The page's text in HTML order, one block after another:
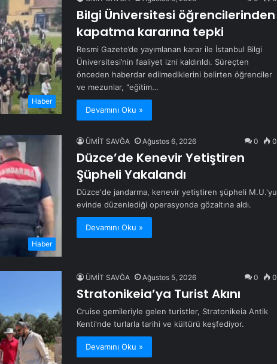
Haber
Bilgi Üniversitesi öğrencilerinden
kapatma kararına tepki
Resmi Gazete’de yayımlanan karar ile İstanbul Bilgi
Üniversitesi’nin faaliyet izni kaldırıldı. Süreçten
önceden haberdar edilmediklerini belirten öğrenciler
ve mezunlar, "eğitim…
Devamını Oku »
Haber
ÜMİT SAVĞA Ağustos 6, 2026 0 0
Düzce’de Kenevir Yetiştiren
Şüpheli Yakalandı
Düzce'de jandarma, kenevir yetiştiren şüpheli M.U.'yu
evinde düzenlediği operasyonda gözaltına aldı.
Devamını Oku »
ÜMİT SAVĞA Ağustos 5, 2026 0 0
Stratonikeia’ya Turist Akını
Cruise gemileriyle gelen turistler, Stratonikeia Antik
Kenti'nde turlarla tarihi ve kültürü keşfediyor.
Devamını Oku »